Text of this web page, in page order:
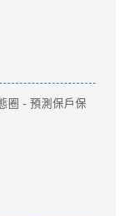
圈 - 預測保戶保